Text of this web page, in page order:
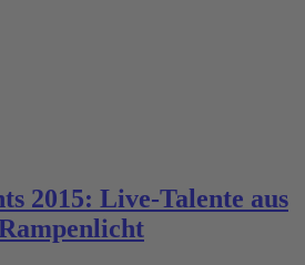
2015: Live-Talente aus